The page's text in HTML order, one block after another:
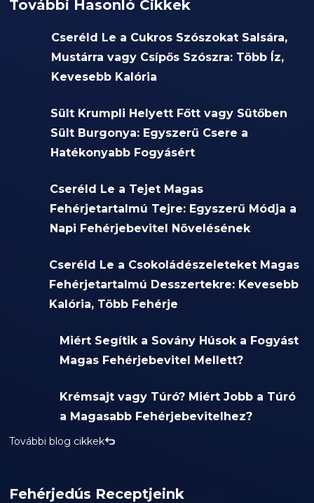
További Hasonló Cikkek
Cseréld Le a Cukros Szószokat Salsára,
Mustárra vagy Csípős Szószra: Több Íz,
Kevesebb Kalória
Sült Krumpli Helyett Főtt vagy Sütőben
Sült Burgonya: Egyszerű Csere a
Hatékonyabb Fogyásért
Cseréld Le a Tejet Magas
Fehérjetartalmú Tejre: Egyszerű Módja a
Napi Fehérjebevitel Növelésének
Cseréld Le a Csokoládészeleteket Magas
Fehérjetartalmú Desszertekre: Kevesebb
Kalória, Több Fehérje
Miért Segítik a Sovány Húsok a Fogyást
Magas Fehérjebevitel Mellett?
Krémsajt vagy Túró? Miért Jobb a Túró
a Magasabb Fehérjebevitelhez?
További blog cikkek
Fehérjedús Receptjeink